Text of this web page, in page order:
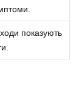
показують